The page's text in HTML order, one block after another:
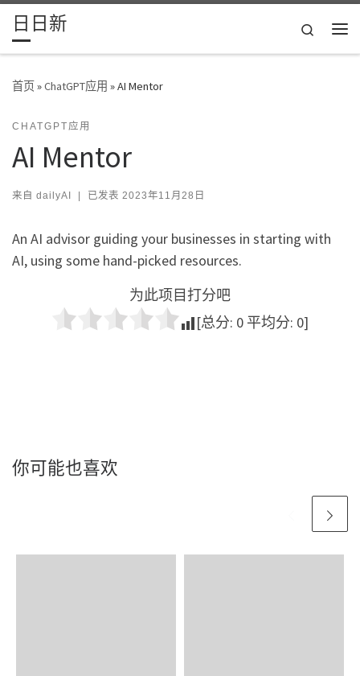
Skip to content
日日新
Search
首页»ChatGPT应用 »AI Mentor
CHATGPT应用
AI Mentor
来自 dailyAI | 已发表 2023年11月28日
An AI advisor guiding your businesses in starting with
AI, using some hand-picked resources.
为此项目打分吧
[总分: 0 平均分: 0]
你可能也喜欢